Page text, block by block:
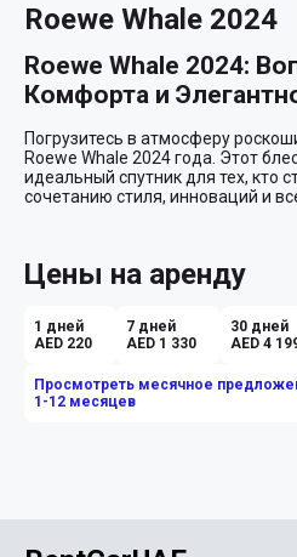
Roewe Whale 2024
Roewe Whale 2024:
Комфорта и
Погрузитесь в атмосферу
Roewe Whale 2024 года. Этот
идеальный спутник для тех, кто
сочетанию стиля, инноваций и
не только удобство, но и
Незабываемый Образ
Первое, что привлекает
силуэт, не оставляющий
Каждая деталь продумана до
Цены на аренду
1 дней
AED 220
7 дней
AED 1 330
30 дней
AED 4
Просмотреть месячное
1-12 месяцев